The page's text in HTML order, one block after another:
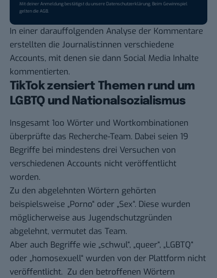
Mit deiner Anmeldung bestätigst du unsereDatenschutzerklärung. Beim Gewinnspiel
gelten dieAGB.
In einer darauffolgenden Analyse der Kommentare
erstellten die Journalist:innen verschiedene
Accounts, mit denen sie dann Social Media Inhalte
kommentierten.
TikTok zensiert Themen rund um
LGBTQ und Nationalsozialismus
Insgesamt 1oo Wörter und Wortkombinationen
überprüfte das Recherche-Team. Dabei seien 19
Begriffe bei mindestens drei Versuchen von
verschiedenen Accounts nicht veröffentlicht
worden.
Zu den abgelehnten Wörtern gehörten
beispielsweise „Porno“ oder „Sex“. Diese wurden
möglicherweise aus Jugendschutzgründen
abgelehnt, vermutet das Team.
Aber auch Begriffe wie „schwul“, „queer“, „LGBTQ“
oder „homosexuell“ wurden von der Plattform nicht
veröffentlicht. Zu den betroffenen Wörtern